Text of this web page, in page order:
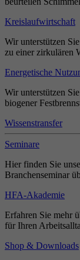
Kreislaufwirtschaft
Wir unterstützen
zu einer zirkulären
Energetische
Wir unterstützen
biogener
Wissenstransfer
Seminare
Hier finden Sie
Branchenseminar
HFA-Akademie
Erfahren Sie mehr
für Ihren
Shop & Downloads